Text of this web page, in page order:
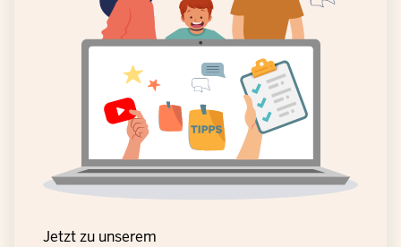
Jetzt zu unserem